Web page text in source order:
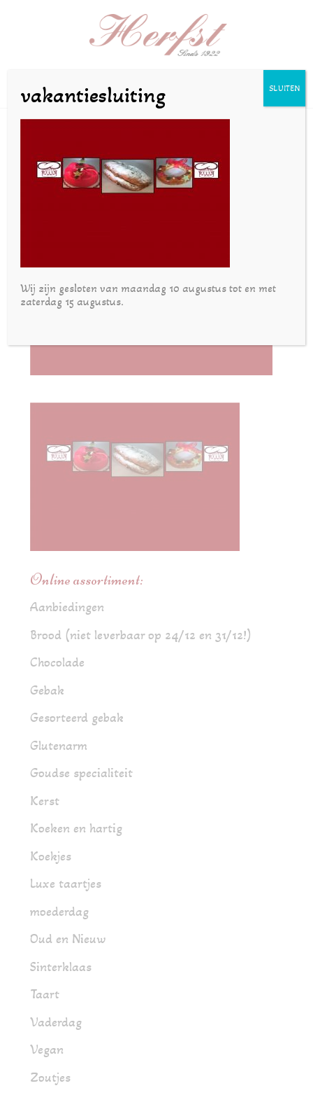
publicatie4
bakkerijherfst
Online assortiment:
Aanbiedingen
Brood (niet leverbaar op 24/12 en 31/12!)
Chocolade
Gebak
Gesorteerd gebak
Glutenarm
Goudse specialiteit
Kerst
Koeken en hartig
Koekjes
Luxe taartjes
moederdag
Oud en Nieuw
Sinterklaas
Taart
Vaderdag
Vegan
Zoutjes
vakantiesluiting
Wij zijn gesloten van maandag 10 augustus tot en met
zaterdag 15 augustus.
SLUITEN